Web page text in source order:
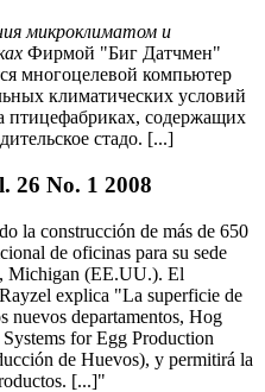
микроклиматом и
Фирмой "Биг Датчмен"
многоцелевой компьютер
климатических условий
птицефабриках, содержащих
стадо. [...]
26 No. 1 2008
la construcción de más de 650
de oficinas para su sede
Michigan (EE.UU.). El
explica "La superficie de
nuevos departamentos, Hog
for Egg Production
de Huevos), y permitirá la
[...]"